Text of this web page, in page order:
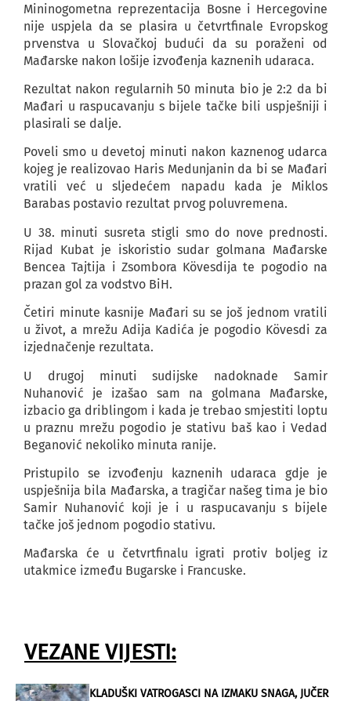
Mininogometna reprezentacija Bosne i Hercegovine
nije uspjela da se plasira u četvrtfinale Evropskog
prvenstva u Slovačkoj budući da su poraženi od
Mađarske nakon lošije izvođenja kaznenih udaraca.
Rezultat nakon regularnih 50 minuta bio je 2:2 da bi
Mađari u raspucavanju s bijele tačke bili uspješniji i
plasirali se dalje.
Poveli smo u devetoj minuti nakon kaznenog udarca
kojeg je realizovao Haris Medunjanin da bi se Mađari
vratili već u sljedećem napadu kada je Miklos
Barabas postavio rezultat prvog poluvremena.
U 38. minuti susreta stigli smo do nove prednosti.
Rijad Kubat je iskoristio sudar golmana Mađarske
Bencea Tajtija i Zsombora Kövesdija te pogodio na
prazan gol za vodstvo BiH.
Četiri minute kasnije Mađari su se još jednom vratili
u život, a mrežu Adija Kadića je pogodio Kövesdi za
izjednačenje rezultata.
U drugoj minuti sudijske nadoknade Samir
Nuhanović je izašao sam na golmana Mađarske,
izbacio ga driblingom i kada je trebao smjestiti loptu
u praznu mrežu pogodio je stativu baš kao i Vedad
Beganović nekoliko minuta ranije.
Pristupilo se izvođenju kaznenih udaraca gdje je
uspješnija bila Mađarska, a tragičar našeg tima je bio
Samir Nuhanović koji je i u raspucavanju s bijele
tačke još jednom pogodio stativu.
Mađarska će u četvrtfinalu igrati protiv boljeg iz
utakmice između Bugarske i Francuske.
VEZANE VIJESTI:
KLADUŠKI VATROGASCI NA IZMAKU SNAGA, JUČER